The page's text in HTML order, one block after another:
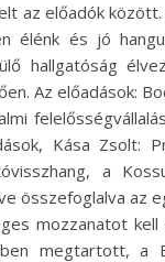
az előadók
élénk és jó
hallgatóság
Az előadások:
Kása Zsolt:
a
összefoglalva az
mozzanatot
megtartott, a